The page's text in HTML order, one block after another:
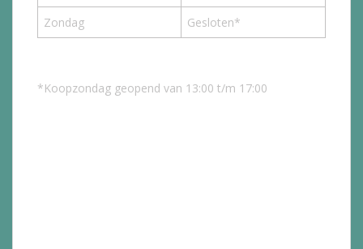
Zondag
Gesloten*
*Koopzondag geopend van 13:00 t/m 17:00